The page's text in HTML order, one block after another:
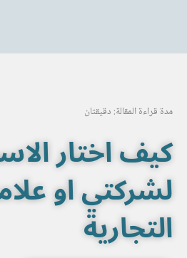
مدة قراءة المقالة: دقيقتان
كيف اختار
لشركتي او
التجارية